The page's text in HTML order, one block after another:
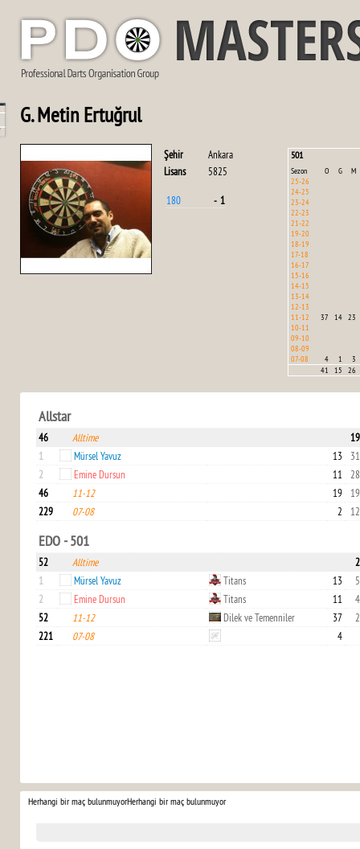
G. Metin Ertuğrul
501
Sezon O G
M
25-26
24-25
23-24
22-23
21-22
19-20
18-19
17-18
16-17
15-16
14-15
13-14
12-13
11-12
37 14 23
10-11
09-10
08-09
07-08
4 1
3
41
15 26
Şehir
Ankara
Lisans
5825
180 - 1
Allstar
46 Alltime
1
Mürsel Yavuz 13
2
Emine Dursun 11
46
11-12 19
229
07-08 2
EDO - 501
52 Alltime
1
Mürsel Yavuz Titans 13
2
Emine Dursun Titans 11
52
11-12 Dilek ve Temenniler 37
221
07-08 4
Herhangi bir maç bulunmuyorHerhangi bir maç bulunmuyor